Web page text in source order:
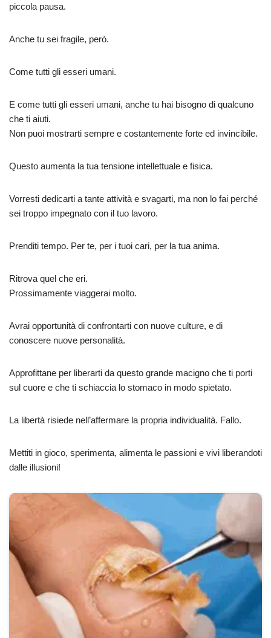
piccola pausa.
Anche tu sei fragile, però.
Come tutti gli esseri umani.
E come tutti gli esseri umani, anche tu hai bisogno di qualcuno
che ti aiuti.
Non puoi mostrarti sempre e costantemente forte ed invincibile.
Questo aumenta la tua tensione intellettuale e fisica.
Vorresti dedicarti a tante attività e svagarti, ma non lo fai perché
sei troppo impegnato con il tuo lavoro.
Prenditi tempo. Per te, per i tuoi cari, per la tua anima.
Ritrova quel che eri.
Prossimamente viaggerai molto.
Avrai opportunità di confrontarti con nuove culture, e di
conoscere nuove personalità.
Approfittane per liberarti da questo grande macigno che ti porti
sul cuore e che ti schiaccia lo stomaco in modo spietato.
La libertà risiede nell’affermare la propria individualità. Fallo.
Mettiti in gioco, sperimenta, alimenta le passioni e vivi liberandoti
dalle illusioni!